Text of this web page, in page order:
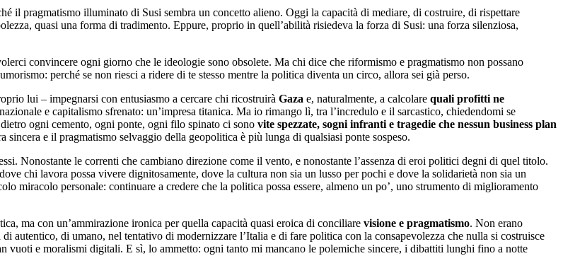
il pragmatismo illuminato di Susi sembra un concetto alieno. Oggi la capacità di mediare, di costruire, di rispettare
quasi una forma di tradimento. Eppure, proprio in quell’abilità risiedeva la forza di Susi: una forza silenziosa,
convincere ogni giorno che le ideologie sono obsolete. Ma chi dice che riformismo e pragmatismo non possano
perché se non riesci a ridere di te stesso mentre la politica diventa un circo, allora sei già perso.
lui – impegnarsi con entusiasmo a cercare chi ricostruirà Gaza e, naturalmente, a calcolare quali profitti ne
e capitalismo sfrenato: un’impresa titanica. Ma io rimango lì, tra l’incredulo e il sarcastico, chiedendomi se
ogni cemento, ogni ponte, ogni filo spinato ci sono vite spezzate, sogni infranti e tragedie che nessun business plan
sincera e il pragmatismo selvaggio della geopolitica è più lunga di qualsiasi ponte sospeso.
Nonostante le correnti che cambiano direzione come il vento, e nonostante l’assenza di eroi politici degni di quel titolo.
chi lavora possa vivere dignitosamente, dove la cultura non sia un lusso per pochi e dove la solidarietà non sia un
miracolo personale: continuare a credere che la politica possa essere, almeno un po’, uno strumento di miglioramento
ma con un’ammirazione ironica per quella capacità quasi eroica di conciliare visione e pragmatismo. Non erano
autentico, di umano, nel tentativo di modernizzare l’Italia e di fare politica con la consapevolezza che nulla si costruisce
vuoti e moralismi digitali. E sì, lo ammetto: ogni tanto mi mancano le polemiche sincere, i dibattiti lunghi fino a notte